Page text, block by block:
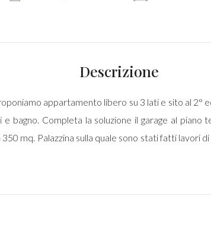
Descrizione
appartamento libero su 3 lati e sito al 2°
bagno. Completa la soluzione il garage al
mq. Palazzina sulla quale sono stati fatti